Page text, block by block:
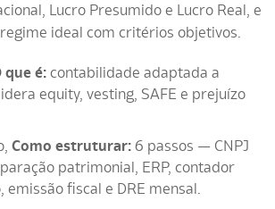
Lucro Presumido e Lucro Real, e
ideal com critérios objetivos.
que é: contabilidade adaptada a
equity, vesting, SAFE e prejuízo
Como estruturar: 6 passos — CNPJ
patrimonial, ERP, contador
emissão fiscal e DRE mensal.